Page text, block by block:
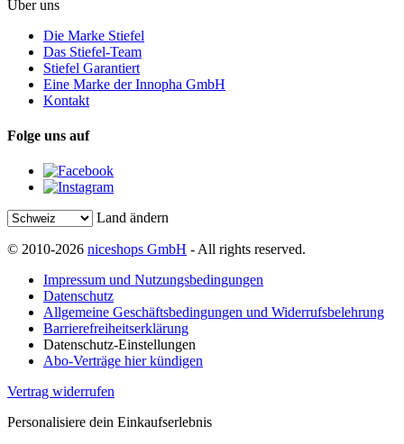
Über uns
Die Marke Stiefel
Das Stiefel-Team
Stiefel Garantiert
Eine Marke der Innopha GmbH
Kontakt
Folge uns auf
Land ändern
© 2010-2026 niceshops GmbH - All rights reserved.
Impressum und Nutzungsbedingungen
Datenschutz
Allgemeine Geschäftsbedingungen und Widerrufsbelehrung
Barrierefreiheitserklärung
Datenschutz-Einstellungen
Abo-Verträge hier kündigen
Vertrag widerrufen
Personalisiere dein Einkaufserlebnis